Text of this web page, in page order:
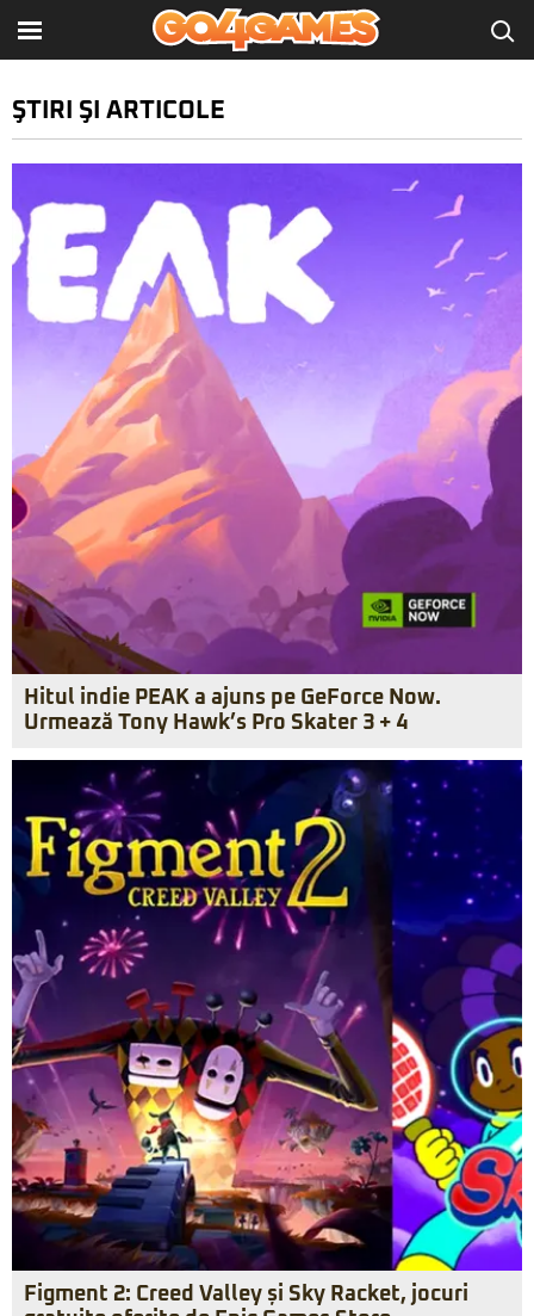
ŞTIRI ŞI ARTICOLE
Hitul indie PEAK a ajuns pe GeForce Now.
Urmează Tony Hawk’s Pro Skater 3 + 4
Figment 2: Creed Valley și Sky Racket, jocuri